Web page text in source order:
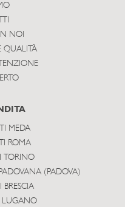
NOI
QUALITÀ
MEDA
ROMA
TORINO
(PADOVA)
BRESCIA
LUGANO